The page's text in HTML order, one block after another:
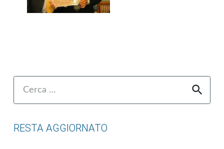
per:
RESTA AGGIORNATO